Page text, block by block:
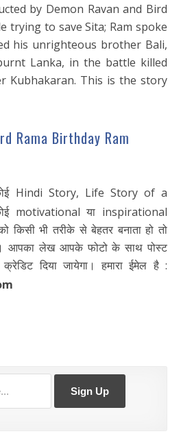
by Demon Ravan and Bird
trying to save Sita; Ram spoke
his unrighteous brother Bali,
Lanka, in the battle killed
Kubhakaran. This is the story
Rama Birthday Ram
Hindi Story, Life Story of a
motivational या inspirational
किसी भी तरीके से बेहतर बनाता हो तो
आपका लेख आपके फोटो के साथ पोस्ट
दिया जायेगा। हमारा ईमेल है :